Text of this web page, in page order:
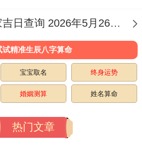
求财。特别是适合交通、物
等同「驿」相关的行业，以
人力量开拓市场的创业
6日
2026年5月搬家吉日查询 2026年5月26日适合搬家吗
试精准生辰八字算命
宝宝取名 终身运势
婚姻测算 姓名算命
热门文章